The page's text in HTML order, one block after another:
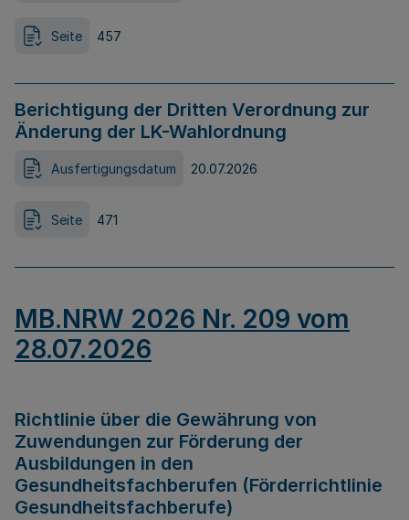
Seite 457
Berichtigung der Dritten Verordnung zur
Änderung der LK-Wahlordnung
Ausfertigungsdatum 20.07.2026
Seite 471
MB.NRW 2026 Nr. 209 vom
28.07.2026
Richtlinie über die Gewährung von
Zuwendungen zur Förderung der
Ausbildungen in den
Gesundheitsfachberufen (Förderrichtlinie
Gesundheitsfachberufe)